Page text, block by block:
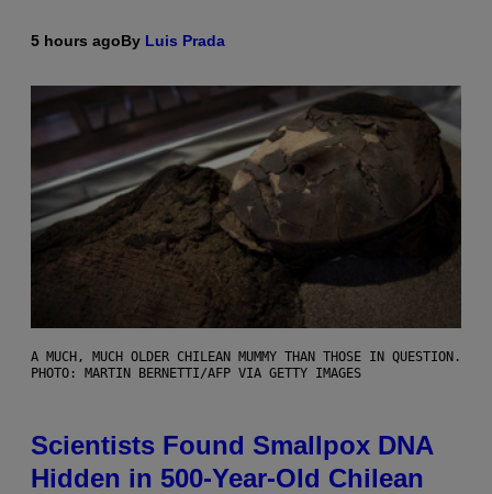
5 hours agoBy Luis Prada
A MUCH, MUCH OLDER CHILEAN MUMMY THAN THOSE IN QUESTION.
PHOTO: MARTIN BERNETTI/AFP VIA GETTY IMAGES
Scientists Found Smallpox DNA
Hidden in 500-Year-Old Chilean